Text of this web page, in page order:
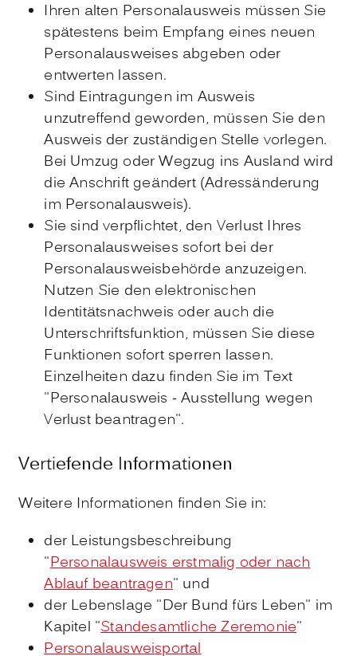
Ihren alten Personalausweis müssen Sie
spätestens beim Empfang eines neuen
Personalausweises abgeben oder
entwerten lassen.
Sind Eintragungen im Ausweis
unzutreffend geworden, müssen Sie den
Ausweis der zuständigen Stelle vorlegen.
Bei Umzug oder Wegzug ins Ausland wird
die Anschrift geändert (Adressänderung
im Personalausweis).
Sie sind verpflichtet, den Verlust Ihres
Personalausweises sofort bei der
Personalausweisbehörde anzuzeigen.
Nutzen Sie den elektronischen
Identitätsnachweis oder auch die
Unterschriftsfunktion, müssen Sie diese
Funktionen sofort sperren lassen.
Einzelheiten dazu finden Sie im Text
"Personalausweis - Ausstellung wegen
Verlust beantragen".
Vertiefende Informationen
Weitere Informationen finden Sie in:
der Leistungsbeschreibung
"Personalausweis erstmalig oder nach
Ablauf beantragen" und
der Lebenslage "Der Bund fürs Leben" im
Kapitel "Standesamtliche Zeremonie"
Personalausweisportal